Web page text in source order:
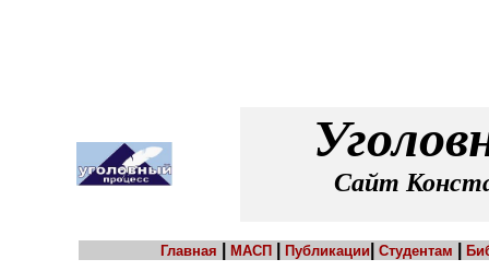
Сайт
Главная МАСП Публикации Студентам